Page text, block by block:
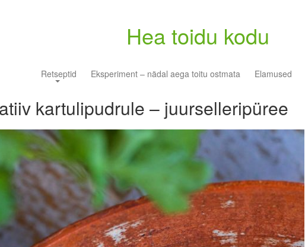
Hea toidu kodu
Retseptid Eksperiment – nädal aega toitu ostmata Elamused
kartulipudrule – juurselleripüree